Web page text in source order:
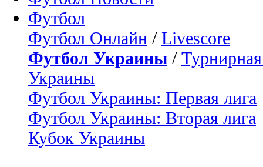
Футбол
Футбол Онлайн / Livescore
Футбол Украины /
Украины
Футбол Украины: Первая лига
Футбол Украины: Вторая лига
Кубок Украины